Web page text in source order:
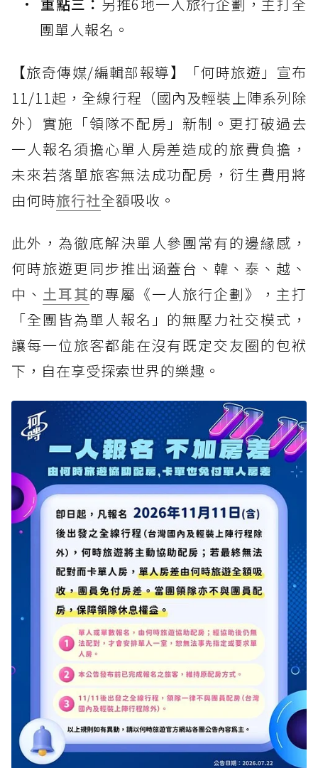
團單人報名。
【旅奇傳媒/編輯部報導】「何時旅遊」宣布
11/11起，全線行程（國內及輕裝上陣系列除
外）實施「領隊不配房」新制。更打破過去
一人報名須擔心單人房差造成的旅費負擔，
未來若落單旅客無法成功配房，衍生費用將
由何時旅行社全額吸收。
此外，為徹底解決單人參團常有的邊緣感，
何時旅遊更同步推出涵蓋台、韓、泰、越、
中、 土耳其的專屬《一人旅行企劃》，主打
「全團皆為單人報名」的無壓力社交模式，
讓每一位旅客都能在沒有既定交友圈的包袱
下，自在享受探索世界的樂趣。